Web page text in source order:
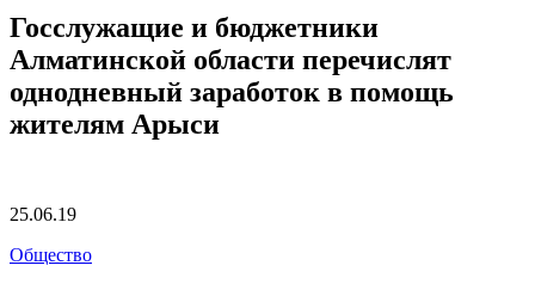
Госслужащие и бюджетники
Алматинской области перечислят
однодневный заработок в помощь
жителям Арыси
25.06.19
Общество